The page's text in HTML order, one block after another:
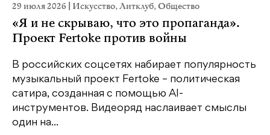
29 июля 2026 Искусство,Литклуб,Общество
«Я и не скрываю, что это пропаганда».
Проект Fertoke против войны
В российских соцсетях набирает популярность
музыкальный проект Fertoke – политическая
сатира, созданная с помощью AI-
инструментов. Видеоряд наслаивает смыслы
один на...